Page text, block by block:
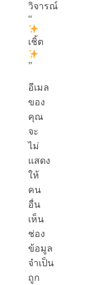
วิจารณ์
“
เชิ้ต
”
อีเมล
ของ
คุณ
จะ
ไม่
แสดง
ให้
คน
อื่น
เห็น
ช่อง
ข้อมูล
จำเป็น
ถูก